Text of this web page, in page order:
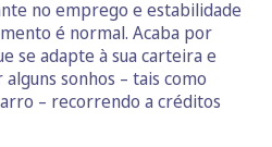
no emprego e estabilidade
é normal. Acaba por
se adapte à sua carteira e
sonhos – tais como
– recorrendo a créditos